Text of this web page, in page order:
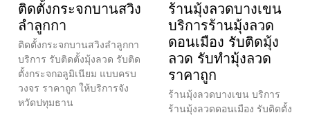
ติดตั้งกระจกบานสวิง
ลำลูกกา
ติดตั้งกระจกบานสวิงลำลูกกา
บริการ รับติดตั้งมุ้งลวด รับติด
ตั้งกระจกอลูมิเนียม แบบครบ
วงจร ราคาถูก ให้บริการจัง
หวัดปทุมธาน
ร้านมุ้งลวดบางเขน
บริการร้านมุ้งลวด
ดอนเมือง รับติดมุ้ง
ลวด รับทำมุ้งลวด
ราคาถูก
ร้านมุ้งลวดบางเขน บริการ
ร้านมุ้งลวดดอนเมือง รับติดตั้ง